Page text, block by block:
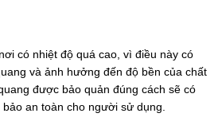
có nhiệt độ quá cao, vì điều này có
và ảnh hưởng đến độ bền của chất
được bảo quản đúng cách sẽ có
an toàn cho người sử dụng.